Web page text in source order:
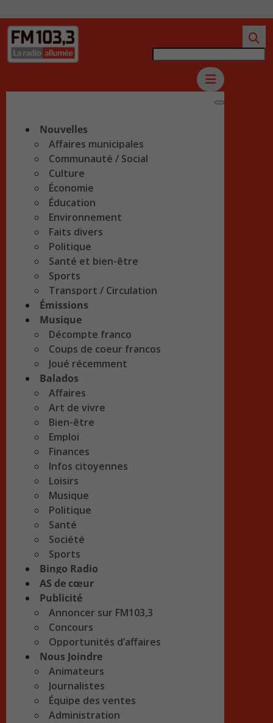
Nouvelles
Affaires municipales
Communauté / Social
Culture
Économie
Éducation
Environnement
Faits divers
Politique
Santé et bien-être
Sports
Transport / Circulation
Émissions
Musique
Décompte franco
Coups de coeur francos
Joué récemment
Balados
Affaires
Art de vivre
Bien-être
Emploi
Finances
Infos citoyennes
Loisirs
Musique
Politique
Santé
Société
Sports
Bingo Radio
AS de cœur
Publicité
Annoncer sur FM103,3
Concours
Opportunités d’affaires
Nous Joindre
Animateurs
Journalistes
Équipe des ventes
Administration